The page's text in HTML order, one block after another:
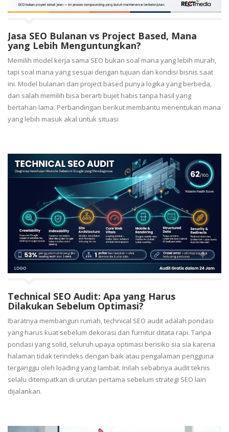
Jasa SEO Bulanan vs Project Based, Mana
yang Lebih Menguntungkan?
Memilih model kerja sama SEO bukan soal mana yang lebih murah,
tapi soal mana yang sesuai dengan tujuan dan kondisi bisnis saat
ini. Model bulanan dan project based punya logika yang berbeda,
dan salah memilih bisa berarti bujet habis tanpa hasil yang
bertahan lama. Perbandingan berikut membantu menentukan mana
yang lebih masuk akal untuk situasi
Technical SEO Audit: Apa yang Harus
Dilakukan Sebelum Optimasi?
Ibaratnya membangun rumah, technical SEO audit adalah pondasi
yang harus kuat sebelum dekorasi dan furnitur ditata rapi. Tanpa
pondasi yang solid, seluruh upaya optimasi berisiko sia sia karena
halaman tidak terindeks dengan baik atau pengalaman pengguna
terganggu oleh loading yang lambat. Inilah sebabnya audit teknis
selalu ditempatkan di urutan pertama sebelum strategi SEO lain
dijalankan.